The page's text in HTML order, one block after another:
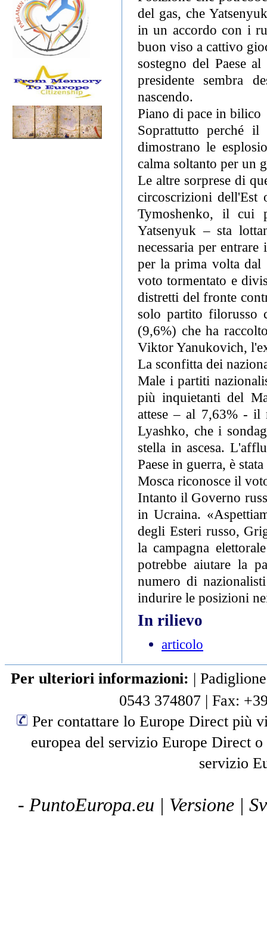
del gas, che
in un accordo con i
buon viso a cattivo
sostegno del Paese
presidente sembra
nascendo.
Piano di pace in bilico
Soprattutto perché
dimostrano le
calma soltanto per un
Le altre sorprese di
circoscrizioni dell'Est
Tymoshenko, il cui
Yatsenyuk – sta
necessaria per
per la prima volta
voto tormentato e
distretti del fronte
solo partito filorusso
(9,6%) che ha
Viktor Yanukovich,
La sconfitta dei
Male i partiti
più inquietanti del
attese – al 7,63% - il
Lyashko, che i
stella in ascesa.
Paese in guerra, è
Mosca riconosce il
Intanto il Governo
in Ucraina.
degli Esteri russo,
la campagna
potrebbe aiutare la
numero di
indurire le posizioni
In rilievo
articolo
Per ulteriori informazioni: |
0543 374807 | Fax:
Per contattare lo Europe Direct più
europea del servizio Europe Direct
servizio
- PuntoEuropa.eu | Versione |